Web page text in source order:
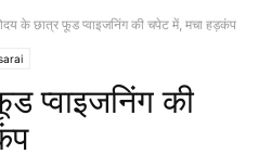
के छात्र फूड प्वाइजनिंग की चपेट में, मचा हड़कंप
प्वाइजनिंग की